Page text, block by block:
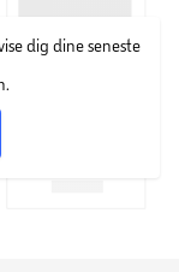
dig dine seneste